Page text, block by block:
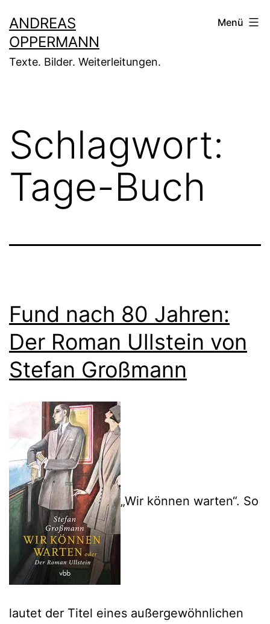
Inhalt
springen
ANDREAS
OPPERMANN
Texte. Bilder. Weiterleitungen.
Menü
Schlagwort:
Tage-Buch
Fund nach 80 Jahren:
Der Roman Ullstein von
Stefan Großmann
„Wir können warten“. So
lautet der Titel eines außergewöhnlichen